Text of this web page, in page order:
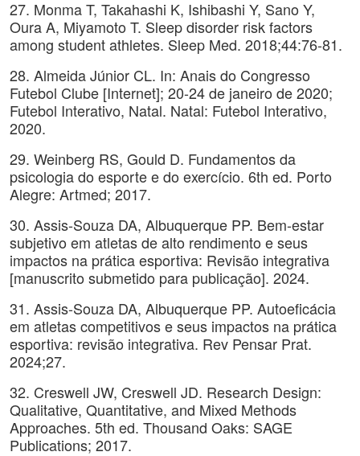
27. Monma T, Takahashi K, Ishibashi Y, Sano Y,
Oura A, Miyamoto T. Sleep disorder risk factors
among student athletes. Sleep Med. 2018;44:76-81.
28. Almeida Júnior CL. In: Anais do Congresso
Futebol Clube [Internet]; 20-24 de janeiro de 2020;
Futebol Interativo, Natal. Natal: Futebol Interativo,
2020.
29. Weinberg RS, Gould D. Fundamentos da
psicologia do esporte e do exercício. 6th ed. Porto
Alegre: Artmed; 2017.
30. Assis-Souza DA, Albuquerque PP. Bem-estar
subjetivo em atletas de alto rendimento e seus
impactos na prática esportiva: Revisão integrativa
[manuscrito submetido para publicação]. 2024.
31. Assis-Souza DA, Albuquerque PP. Autoeficácia
em atletas competitivos e seus impactos na prática
esportiva: revisão integrativa. Rev Pensar Prat.
2024;27.
32. Creswell JW, Creswell JD. Research Design:
Qualitative, Quantitative, and Mixed Methods
Approaches. 5th ed. Thousand Oaks: SAGE
Publications; 2017.